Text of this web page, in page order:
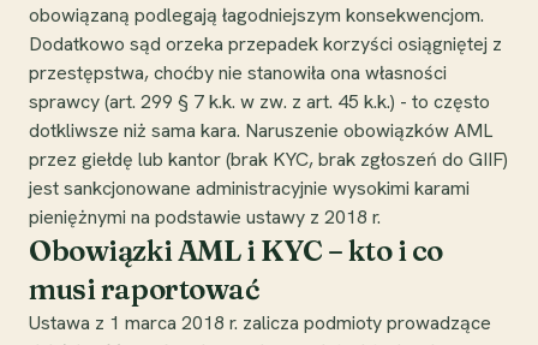
obowiązaną podlegają łagodniejszym konsekwencjom.
Dodatkowo sąd orzeka przepadek korzyści osiągniętej z
przestępstwa, choćby nie stanowiła ona własności
sprawcy (art. 299 § 7 k.k. w zw. z art. 45 k.k.) - to często
dotkliwsze niż sama kara. Naruszenie obowiązków AML
przez giełdę lub kantor (brak KYC, brak zgłoszeń do GIIF)
jest sankcjonowane administracyjnie wysokimi karami
pieniężnymi na podstawie ustawy z 2018 r.
Obowiązki AML i KYC – kto i co
musi raportować
Ustawa z 1 marca 2018 r. zalicza podmioty prowadzące